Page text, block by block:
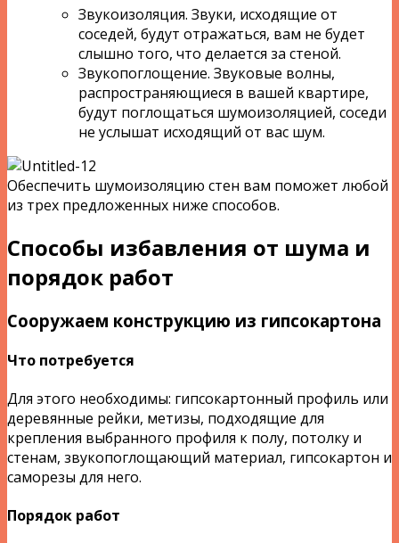
Звукоизоляция. Звуки, исходящие от
соседей, будут отражаться, вам не будет
слышно того, что делается за стеной.
Звукопоглощение. Звуковые волны,
распространяющиеся в вашей квартире,
будут поглощаться шумоизоляцией, соседи
не услышат исходящий от вас шум.
Обеспечить шумоизоляцию стен вам поможет любой
из трех предложенных ниже способов.
Способы избавления от шума и
порядок работ
Сооружаем конструкцию из гипсокартона
Что потребуется
Для этого необходимы: гипсокартонный профиль или
деревянные рейки, метизы, подходящие для
крепления выбранного профиля к полу, потолку и
стенам, звукопоглощающий материал, гипсокартон и
саморезы для него.
Порядок работ